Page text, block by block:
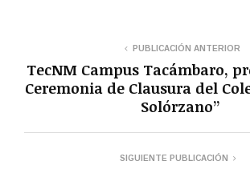
PUBLICACIÓN ANTERIOR
TecNM Campus Tacámbaro,
Ceremonia de Clausura del
Solórzano”
SIGUIENTE PUBLICACIÓN